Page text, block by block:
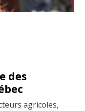
des
agricoles,